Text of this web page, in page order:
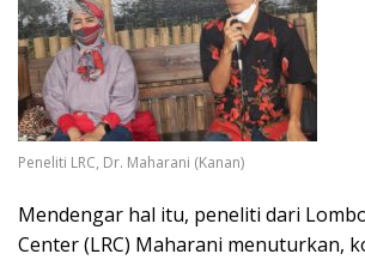
Peneliti LRC, Dr. Maharani (Kanan)
Mendengar hal itu, peneliti dari
Center (LRC) Maharani menuturkan,